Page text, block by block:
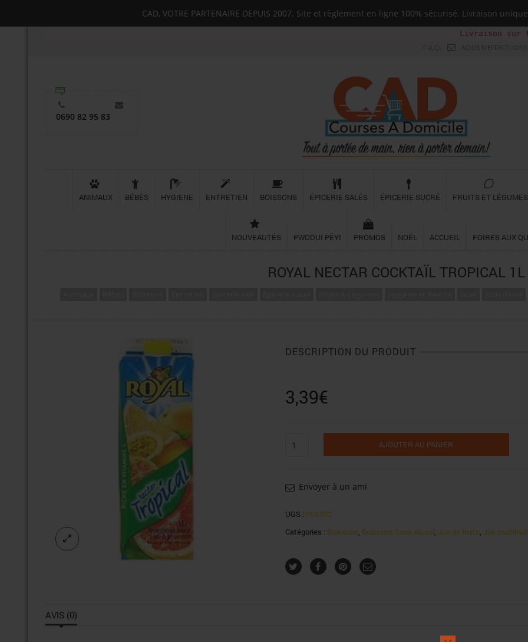
Livraison sur toute la
NOUS
F.A.Q.
0690 82 95 83
ANIMAUX BÉBÉS HYGIENE ENTRETIEN BOISSONS ÉPICERIE SALÉS ÉPICERIE SUCRÉ FRUITS ET LÉGUMES
NOUVEAUTÉS PWODUI PÉYI PROMOS NOËL ACCUEIL FOIRES AUX
ROYAL NECTAR COCKTAÏL TROPICAL 1L
DESCRIPTION DU PRODUIT
3,39€
de
cocktaïl
1l
AJOUTER AU PANIER
Envoyer à un ami
UGS : PC1932
Catégories : Boissons, Boissons Sans Alcool, Jus de fruits, Jus
AVIS (0)
CAD, VOTRE PARTENAIRE DEPUIS 2007. Site et règlement en ligne 100% sécurisé. Livraison